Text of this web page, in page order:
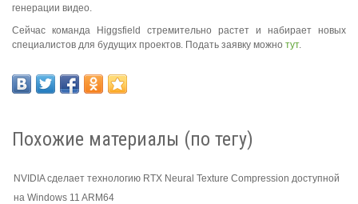
генерации видео.
Сейчас команда Higgsfield стремительно растет и набирает новых
специалистов для будущих проектов. Подать заявку можно тут.
Похожие материалы (по тегу)
NVIDIA сделает технологию RTX Neural Texture Compression доступной
на Windows 11 ARM64